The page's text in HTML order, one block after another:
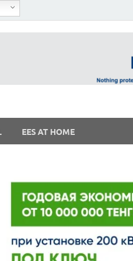
EES AT HOME